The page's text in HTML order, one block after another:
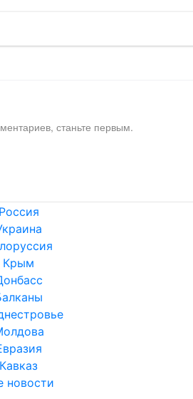
станьте первым.
Россия
Крым
Кавказ
новости